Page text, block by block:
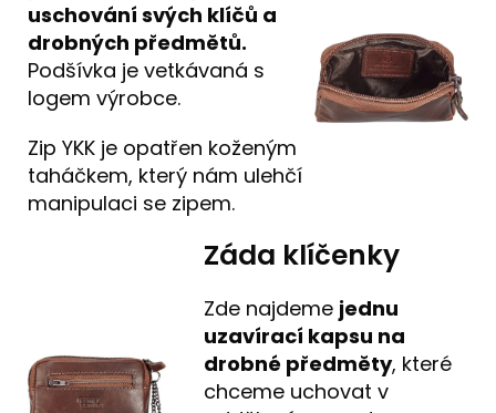
uschování svých klíčů a
drobných předmětů.
Podšívka je vetkávaná s
logem výrobce.
Zip YKK je opatřen koženým
taháčkem, který nám ulehčí
manipulaci se zipem.
Záda klíčenky
Zde najdeme jednu
uzavírací kapsu na
drobné předměty, které
chceme uchovat v